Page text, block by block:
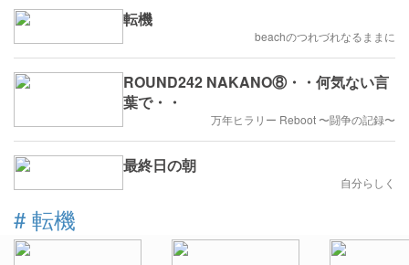
転機
beachのつれづれなるままに
ROUND242 NAKANO⑧・・何気ない言
葉で・・
万年ヒラリー Reboot 〜闘争の記録〜
最終日の朝
自分らしく
# 転機